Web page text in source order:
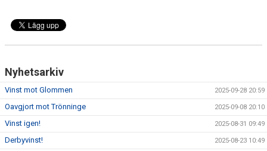
Nyhetsarkiv
Vinst mot Glommen 2025-09-28 20:59
Oavgjort mot Trönninge 2025-09-08 20:10
Vinst igen! 2025-08-31 09:49
Derbyvinst! 2025-08-23 10:49